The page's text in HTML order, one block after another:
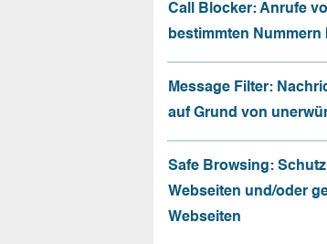
Call Blocker: Anrufe
bestimmten Nummern
Message Filter:
auf Grund von
Safe Browsing:
Webseiten und/oder
Webseiten